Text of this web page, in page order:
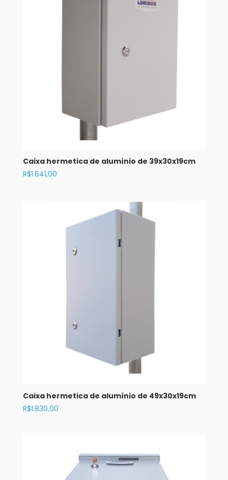
Caixa hermetica de alumínio de 39x30x19cm
R$1.641,00
Caixa hermetica de alumínio de 49x30x19cm
R$1.830,00